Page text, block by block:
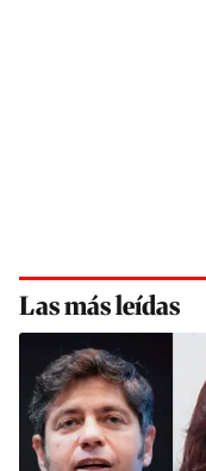
Las más leídas